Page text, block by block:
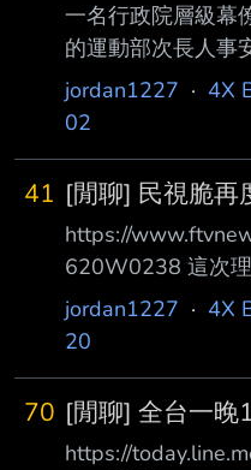
一名行政院層級幕
的運動部次長人事
推動多項體壇改革
人放話想逼李洋走
的老舊勢力」。 那
都那麼大喔？ --
jordan1227 · 4X
02
41 [閒聊] 民視脆再
https://
620W0238 這次
www --
jordan1227 · 4X
20
70 [閒聊] 全台一晚
https://